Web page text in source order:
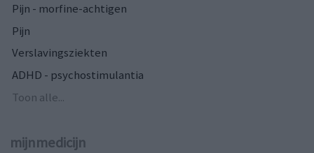
Pijn - morfine-achtigen
Pijn
Verslavingsziekten
ADHD - psychostimulantia
Toon alle...
mijnmedicijn